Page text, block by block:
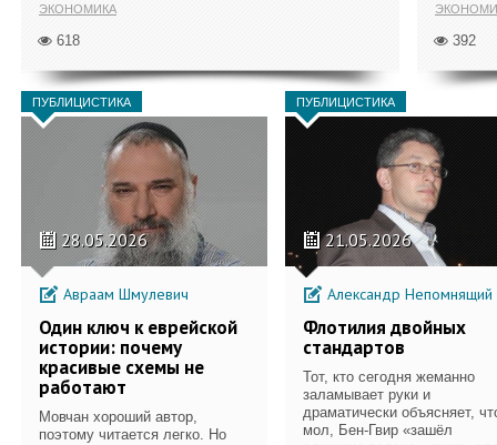
ЭКОНОМИКА
618 392
ПУБЛИЦИСТИКА
28.05.2026
Авраам Шмулевич
Один ключ к еврейской
истории: почему
красивые схемы не
работают
Мовчан хороший автор,
поэтому читается легко. Но
ПУБЛИЦИСТИКА
21.05.2026
Александр Непомнящий
Флотилия двойных
стандартов
Тот, кто сегодня жеманно
заламывает руки и
драматически объясняет,
мол, Бен-Гвир «зашёл